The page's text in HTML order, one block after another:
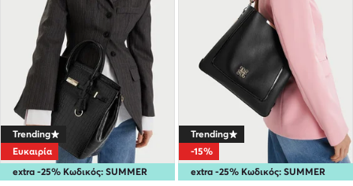
extra -25% Κωδικός: SUMMER
Trending
Ευκαιρία
extra -25% Κωδικός: SUMMER
Trending
-15%